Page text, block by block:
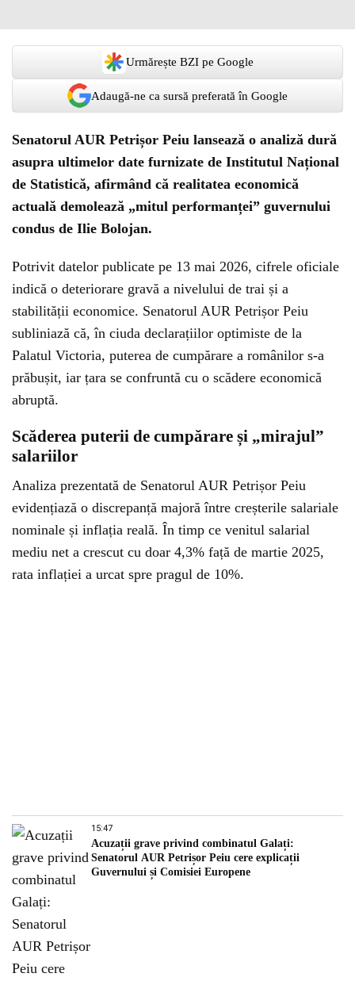
Urmărește BZI pe Google
Adaugă-ne ca sursă preferată în Google
Senatorul AUR Petrișor Peiu lansează o analiză dură
asupra ultimelor date furnizate de Institutul Național
de Statistică, afirmând că realitatea economică
actuală demolează „mitul performanței” guvernului
condus de Ilie Bolojan.
Potrivit datelor publicate pe 13 mai 2026, cifrele oficiale
indică o deteriorare gravă a nivelului de trai și a
stabilității economice. Senatorul AUR Petrișor Peiu
subliniază că, în ciuda declarațiilor optimiste de la
Palatul Victoria, puterea de cumpărare a românilor s-a
prăbușit, iar țara se confruntă cu o scădere economică
abruptă.
Scăderea puterii de cumpărare și „mirajul”
salariilor
Analiza prezentată de Senatorul AUR Petrișor Peiu
evidențiază o discrepanță majoră între creșterile salariale
nominale și inflația reală. În timp ce venitul salarial
mediu net a crescut cu doar 4,3% față de martie 2025,
rata inflației a urcat spre pragul de 10%.
15:47
Acuzații grave privind combinatul Galați:
Senatorul AUR Petrișor Peiu cere explicații
Guvernului și Comisiei Europene